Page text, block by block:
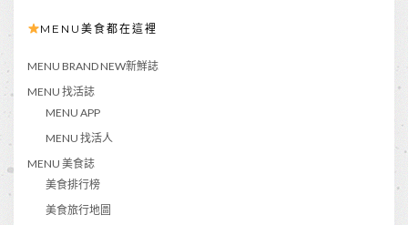
MENU美食都在這裡
MENU BRAND NEW新鮮誌
MENU 找活誌
MENU APP
MENU 找活人
MENU 美食誌
美食排行榜
美食旅行地圖